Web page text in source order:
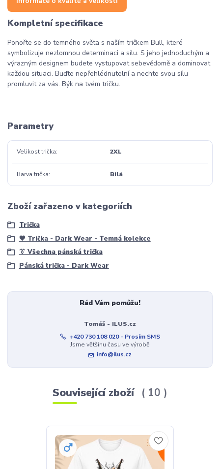
Kompletní specifikace
Ponořte se do temného světa s naším tričkem Bull, které
symbolizuje nezlomnou determinaci a sílu. S jeho jednoduchým a
výrazným designem budete vystupovat sebevědomě a dominovat
každou situaci. Buďte nepřehlédnutelní a nechte svou sílu
promluvit za vás. Býk na tvém tričku.
Parametry
Velikost trička 2XL
Barva trička Bílá
Zboží zařazeno v kategoriích
Trička
🖤 Trička - Dark Wear - Temná kolekce
👔 Všechna pánská trička
Pánská trička - Dark Wear
Rád Vám pomůžu!
Tomáš - ILUS.cz
+420 730 108 020 - Prosím SMS
Jsme většinu času ve výrobě
info@ilus.cz
Související zboží 10